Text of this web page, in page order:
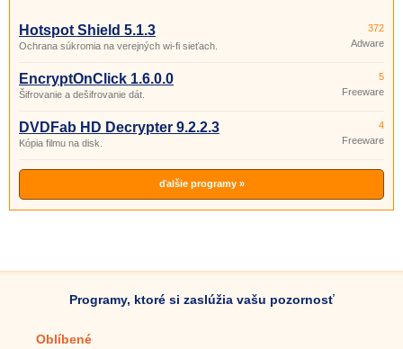
Hotspot Shield 5.1.3
Ochrana súkromia na verejných wi-fi sieťach.
372
Adware
EncryptOnClick 1.6.0.0
Šifrovanie a dešifrovanie dát.
5
Freeware
DVDFab HD Decrypter 9.2.2.3
Kópia filmu na disk.
4
Freeware
ďalšie programy »
Programy, ktoré si zaslúžia vašu pozornosť
Oblíbené